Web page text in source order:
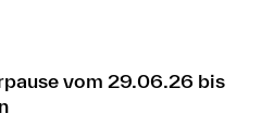
vom 29.06.26 bis